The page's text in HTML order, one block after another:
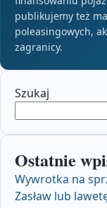
publikujemy też
poleasingowych,
zagranicy.
Szukaj
Ostatnie
Wywrotka na
Zasław lub